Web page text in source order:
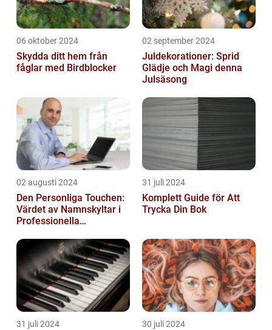
06 oktober 2024
Skydda ditt hem från
fåglar med Birdblocker
02 september 2024
Juldekorationer: Sprid
Glädje och Magi denna
Julsäsong
02 augusti 2024
Den Personliga Touchen:
Värdet av Namnskyltar i
Professionella
31 juli 2024
Komplett Guide för Att
Trycka Din Bok
31 juli 2024 30 juli 2024